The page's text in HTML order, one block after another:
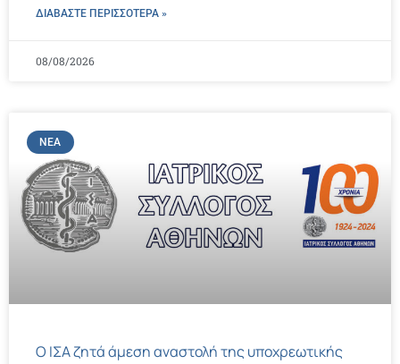
ΔΙΑΒΑΣΤΕ ΠΕΡΙΣΣΌΤΕΡΑ »
08/08/2026
ΝΈΑ
Ο ΙΣΑ ζητά άμεση αναστολή της υποχρεωτικής